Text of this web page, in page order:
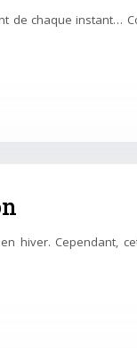
de chaque instant…
hiver.